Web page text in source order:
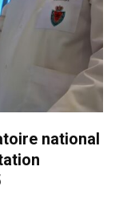
national